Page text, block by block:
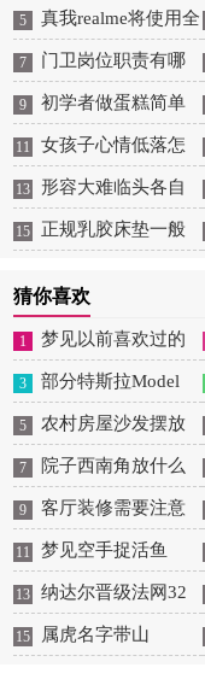
价
5 真我realme将使用全
新Logo
7 门卫岗位职责有哪
些
9 初学者做蛋糕简单
操作
11 女孩子心情低落怎
么哄
13 形容大难临头各自
飞的词
15 正规乳胶床垫一般
猜你喜欢
1 梦见以前喜欢过的
男生喜欢自己
3 部分特斯拉Model
3/Y因缺少零件无法正
常向车主交付
5 农村房屋沙发摆放
位置
7 院子西南角放什么
旺财
9 客厅装修需要注意
哪些风水
11 梦见空手捉活鱼
13 纳达尔晋级法网32
强，实现大满贯300胜
15 属虎名字带山